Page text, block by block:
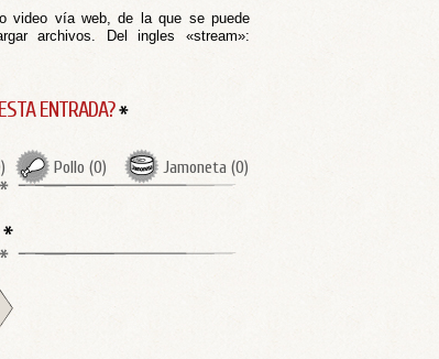
video vía web, de la que se puede
archivos. Del ingles «stream»:
ENTRADA?
) Pollo (0) Jamoneta (0)